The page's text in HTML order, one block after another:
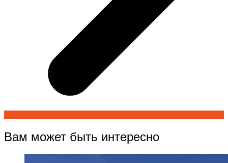
Вам может быть интересно